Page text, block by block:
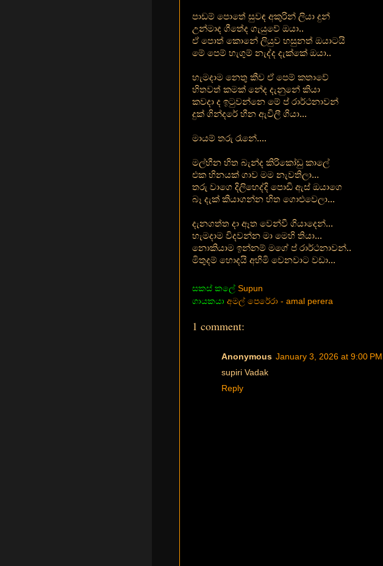
පාඩම් පොතේ සුවඳ අකුරින් ලියා දුන්
උන්මාද ගීතේද ගැයුවේ ඔයා..
ඒ පොත් කොනේ ලියුව හසුනත් ඔයාටයි
මේ පෙම් හැගුම් නැද්ද දැක්කේ ඔයා..
හැමදාම නෙතු කීව ඒ පෙම් කතාවේ
හිතවත් කමක් නේද දැනුනේ කියා
කවදා ද ඉටුවන්නෙ මේ ප් රාර්ථනාවන්
දුක් ගින්දරේ හීන ඇවිලී ගියා...
මායම් තරු රෑනේ....
මල්හීන හිත බැන්ද කිරිකෝඩු කාලේ
එක හිනයක් ගාව මම නැවතිලා...
තරු වාගෙ දිලිහෙද්දි පොඩි ඇස් ඔයාගෙ
බෑ දැක් කියාගන්න හිත ගොළුවෙලා...
දැනගත්ත දා ඈත වෙන්වී ගියාදෙන්...
හැමදාම විදවන්න මා මෙහි තියා...
නොකියාම ඉන්නම් මගේ ප් රාර්ථනාවන්..
මිතුදම් හොදයි අහිමි වෙනවාට වඩා...
සකස් කලේ Supun
ගායකයා අමල් පෙරේරා - amal perera
1 comment:
Anonymous January 3, 2026 at 9:00 PM
supiri Vadak
Reply